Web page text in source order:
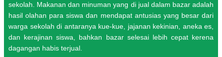
sekolah. Makanan dan minuman yang di jual dalam bazar adalah
hasil olahan para siswa dan mendapat antusias yang besar dari
warga sekolah di antaranya kue-kue, jajanan kekinian, aneka es,
dan kerajinan siswa, bahkan bazar selesai lebih cepat kerena
dagangan habis terjual.